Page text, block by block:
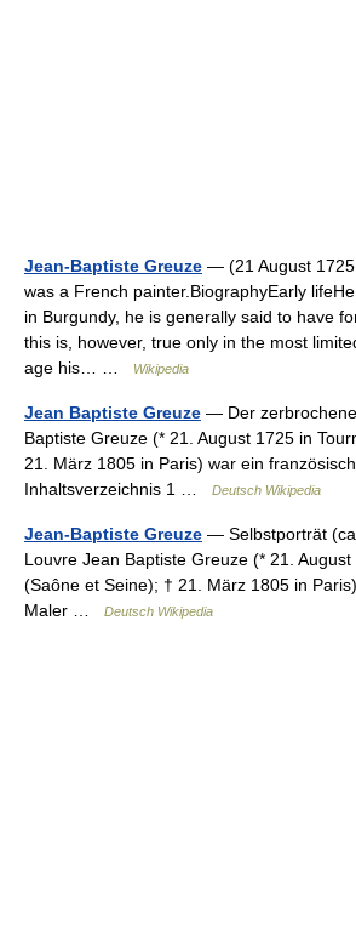
Jean-Baptiste Greuze — (21 August
was a French painter.BiographyEarly
in Burgundy, he is generally said to have
this is, however, true only in the most
age his… …
Wikipedia
Jean Baptiste Greuze — Der
Baptiste Greuze (* 21. August 1725 in
21. März 1805 in Paris) war ein
Inhaltsverzeichnis 1 …
Deutsch Wikipedia
Jean-Baptiste Greuze — Selbstporträt
Louvre Jean Baptiste Greuze (* 21.
(Saône et Seine); † 21. März 1805 in
Maler …
Deutsch Wikipedia